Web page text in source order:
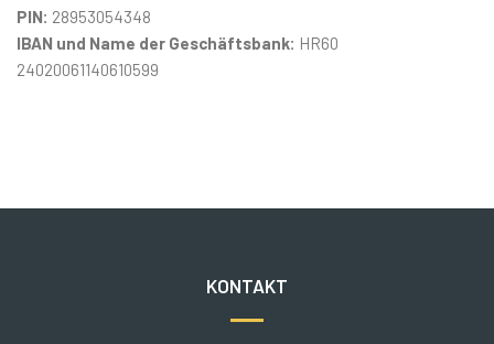
PIN: 28953054348
IBAN und Name der Geschäftsbank: HR60
24020061140610599
KONTAKT